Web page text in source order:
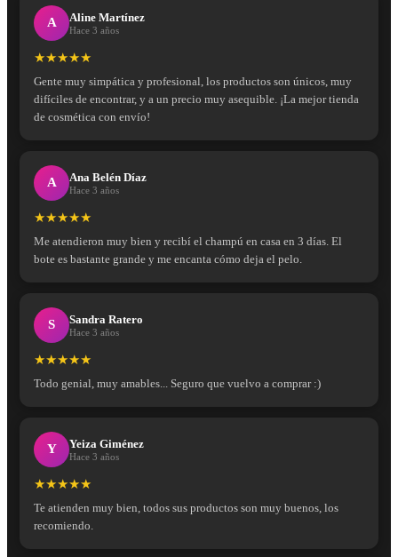
A Aline Martínez
Hace 3 años
★★★★★
Gente muy simpática y profesional, los productos son únicos, muy
difíciles de encontrar, y a un precio muy asequible. ¡La mejor tienda
de cosmética con envío!
A Ana Belén Díaz
Hace 3 años
★★★★★
Me atendieron muy bien y recibí el champú en casa en 3 días. El
bote es bastante grande y me encanta cómo deja el pelo.
S Sandra Ratero
Hace 3 años
★★★★★
Todo genial, muy amables... Seguro que vuelvo a comprar :)
Y Yeiza Giménez
Hace 3 años
★★★★★
Te atienden muy bien, todos sus productos son muy buenos, los
recomiendo.